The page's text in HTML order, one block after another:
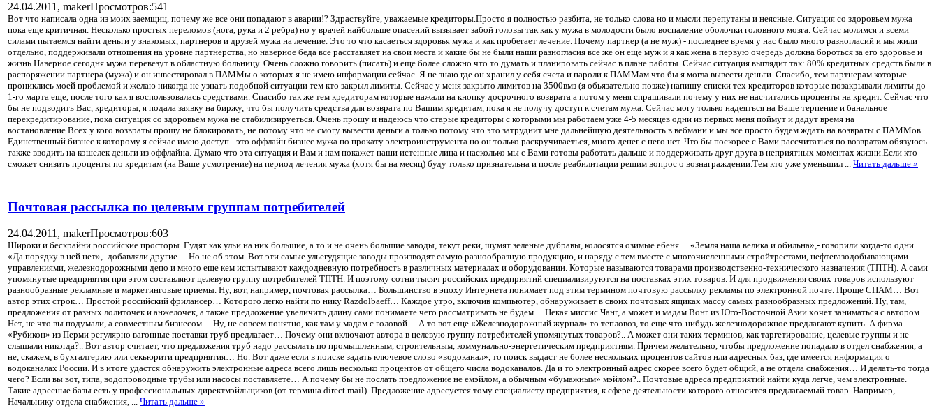
24.04.2011, makerПросмотров:541
Вот что написала одна из моих заемщиц, почему же все они попадают в аварии!? Здраствуйте, уважаемые кредиторы.Просто я полностью разбита, не только слова но и мысли перепутаны и неясные. Ситуация со здоровьем мужа
пока еще критичная. Несколько простых переломов (нога, рука и 2 ребра) но у врачей найбольше опасений вызывает забой головы так как у мужа в молодости было воспаление оболочки головного мозга. Сейчас молимся и всеми
силами пытаемся найти деньги у знакомых, партнеров и друзей мужа на лечение. Это то что касаеться здоровья мужа и как пробегает лечение. Почему партнер (а не муж) - последнее время у нас было много разногласий и мы жили
отдельно, поддерживали отношения на уровне партнерства, но наверное беда все расставляет на свои места и какие бы не были наши разногласия все же он еще муж и я как жена в первую очередь должна бороться за его здоровье и
жизнь.Наверное сегодня мужа перевезут в областную больницу. Очень сложно говорить (писать) и еще более сложно что то думать и планировать сейчас в плане работы. Сейчас ситуация выглядит так: 80% кредитных средств были в
распоряжении партнера (мужа) и он инвестировал в ПАММы о которых я не имею информации сейчас. Я не знаю где он хранил у себя счета и пароли к ПАММам что бы я могла вывести деньги. Спасибо, тем партнерам которые
прониклись моей проблемой и желаю никогда не узнать подобной ситуации тем кто закрыл лимиты. Сейчас у меня закрыто лимитов на 3500вмз (я обьязательно позже) напишу списки тех кредиторов которые позакрывали лимиты до
1-го марта еще, после того как я воспользовалась средствами. Спасибо так же тем кредиторам которые нажали на кнопку досрочного возврата а потом у меня спрашивали почему у них не насчитались проценты на кредит. Сейчас что
бы не подводить Вас, кредиторы, я подала заявку на биржу, что бы получить средства для возврата по Вашим кредитам, пока я не получу доступ к счетам мужа. Сейчас могу только надеяться на Ваше терпение и банальное
перекредитирование, пока ситуация со здоровьем мужа не стабилизируеться. Очень прошу и надеюсь что старые кредиторы с которыми мы работаем уже 4-5 месяцев одни из первых меня поймут и дадут время на
востановление.Всех у кого возвраты прошу не блокировать, не потому что не смогу вывести деньги а только потому что это затруднит мне дальнейшую деятельность в вебмани и мы все просто будем ждать на возвраты с ПАММов.
Единственный бизнес к которому я сейчас имею доступ - это оффлайн бизнес мужа по прокату электроинструмента но он только раскручиваеться, много денег с него нет. Что бы поскорее с Вами рассчитаться по возвратам обязуюсь
также вводить на кошелек деньги из оффлайна. Думаю что эта ситуация и Вам и нам покажет наши истенные лица и насколько мы с Вами готовы работать дальше и поддерживать друг друга в неприятных моментах жизни.Если кто
сможет снизить проценты по кредитам (на Ваше усмотрение) на период лечения мужа (хотя бы на месяц) буду только признательна и после реабилитации решим вопрос о вознаграждении.Тем кто уже уменьшил ... Читать дальше »
Почтовая рассылка по целевым группам потребителей
24.04.2011, makerПросмотров:603
Широки и бескрайни российские просторы. Гудят как ульи на них большие, а то и не очень большие заводы, текут реки, шумят зеленые дубравы, колосятся озимые ебеня… «Земля наша велика и обильна»,- говорили когда-то одни…
«Да порядку в ней нет»,- добавляли другие… Но не об этом. Вот эти самые ульегудящие заводы производят самую разнообразную продукцию, и наряду с тем вместе с многочисленными стройтрестами, нефтегазодобывающими
управлениями, железнодорожными депо и много еще кем испытывают каждодневную потребность в различных материалах и оборудовании. Которые называются товарами производственно-технического назначения (ТПТН). А сами
упомянутые предприятия при этом составляют целевую группу потребителей ТПТН. И поэтому сотни тысяч российских предприятий специализируются на поставках этих товаров. И для продвижения своих товаров используют
разнообразные рекламные и маркетинговые приемы. Ну, вот, например, почтовая рассылка… Большинство в эпоху Интернета понимает под этим термином почтовую рассылку рекламы по электронной почте. Проще СПАМ… Вот
автор этих строк… Простой российский фрилансер… Которого легко найти по нику Razdolbaeff… Каждое утро, включив компьютер, обнаруживает в своих почтовых ящиках массу самых разнообразных предложений. Ну, там,
предложения от разных лолиточек и анжелочек, а также предложение увеличить длину сами понимаете чего рассматривать не будем… Некая миссис Чанг, а может и мадам Вонг из Юго-Восточной Азии хочет заниматься с автором…
Нет, не что вы подумали, а совместным бизнесом… Ну, не совсем понятно, как там у мадам с головой… А то вот еще «Железнодорожный журнал» то тепловоз, то еще что-нибудь железнодорожное предлагают купить. А фирма
«Рубикон» из Перми регулярно вагонные поставки труб предлагает… Почему они включают автора в целевую группу потребителей упомянутых товаров?.. А может они таких терминов, как таргетирование, целевые группы и не
слышали никогда?.. Вот автор считает, что предложения труб надо рассылать по промышленным, строительным, коммунально-энергетическим предприятиям. Причем желательно, чтобы предложение попадало в отдел снабжения, а
не, скажем, в бухгалтерию или секьюрити предприятия… Но. Вот даже если в поиске задать ключевое слово «водоканал», то поиск выдаст не более нескольких процентов сайтов или адресных баз, где имеется информация о
водоканалах России. И в итоге удастся обнаружить электронные адреса всего лишь несколько процентов от общего числа водоканалов. Да и то электронный адрес скорее всего будет общий, а не отдела снабжения… И делать-то тогда
чего? Если вы вот, типа, водопроводные трубы или насосы поставляете… А почему бы не послать предложение не емэйлом, а обычным «бумажным» мэйлом?.. Почтовые адреса предприятий найти куда легче, чем электронные.
Такие адресные базы есть у профессиональных директмэйльщиков (от термина direct mail). Предложение адресуется тому специалисту предприятия, к сфере деятельности которого относится предлагаемый товар. Например,
Начальнику отдела снабжения, ... Читать дальше »